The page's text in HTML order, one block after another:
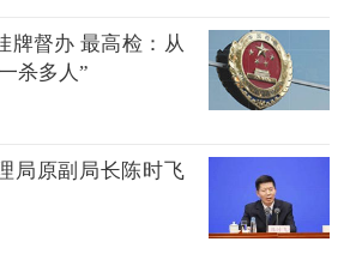
牌督办 最高检：从
杀多人”
局原副局长陈时飞